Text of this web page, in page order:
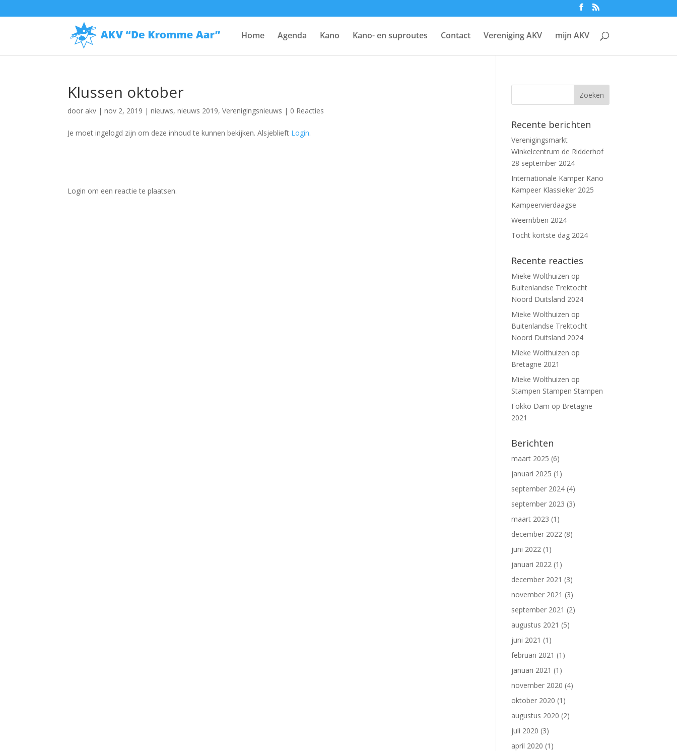
Home Agenda Kano Kano- en suproutes Contact Vereniging AKV mijn AKV
Klussen oktober
door akv |nov 2, 2019 |nieuws,nieuws 2019,Verenigingsnieuws | 0 Reacties
Je moet ingelogd zijn om deze inhoud te kunnen bekijken. Alsjeblieft Login.
Login om een reactie te plaatsen.
Recente berichten
Verenigingsmarkt
Winkelcentrum de Ridderhof
28 september 2024
Internationale Kamper Kano
Kampeer Klassieker 2025
Kampeervierdaagse
Weerribben 2024
Tocht kortste dag 2024
Recente reacties
Mieke Wolthuizen op
Buitenlandse Trektocht
Noord Duitsland 2024
Mieke Wolthuizen op
Buitenlandse Trektocht
Noord Duitsland 2024
Mieke Wolthuizen op
Bretagne 2021
Mieke Wolthuizen op
Stampen Stampen Stampen
Fokko Dam op Bretagne
2021
Berichten
maart 2025 (6)
januari 2025 (1)
september 2024 (4)
september 2023 (3)
maart 2023 (1)
december 2022 (8)
juni 2022 (1)
januari 2022 (1)
december 2021 (3)
november 2021 (3)
september 2021 (2)
augustus 2021 (5)
juni 2021 (1)
februari 2021 (1)
januari 2021 (1)
november 2020 (4)
oktober 2020 (1)
augustus 2020 (2)
juli 2020 (3)
april 2020 (1)